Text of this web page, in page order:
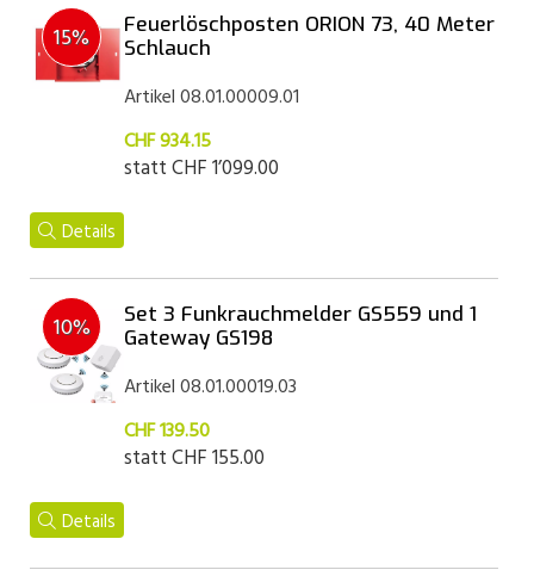
Feuerlöschposten ORION 73, 40 Meter
Schlauch
Artikel 08.01.00009.01
CHF 934.15
stattCHF 1’099.00
15%
Details
Set 3 Funkrauchmelder GS559 und 1
Gateway GS198
Artikel 08.01.00019.03
CHF 139.50
stattCHF 155.00
10%
Details